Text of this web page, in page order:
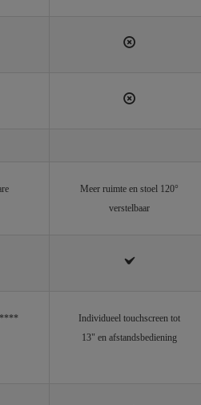
Meer ruimte en stoel 120°
verstelbaar
Individueel touchscreen tot
13" en afstandsbediening